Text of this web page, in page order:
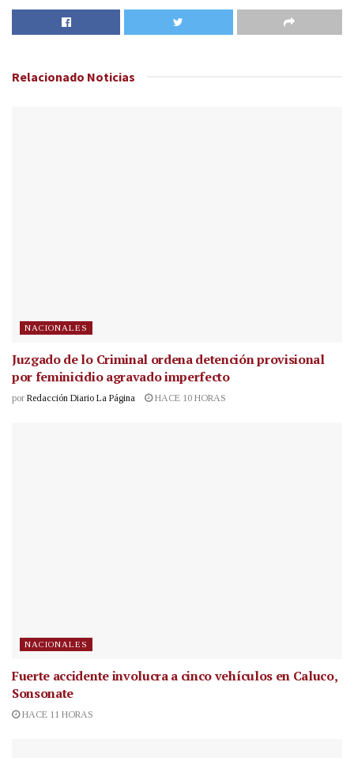
Relacionado Noticias
NACIONALES
Juzgado de lo Criminal ordena detención provisional
por feminicidio agravado imperfecto
por Redacción Diario La Página HACE 10 HORAS
NACIONALES
Fuerte accidente involucra a cinco vehículos en Caluco,
Sonsonate
HACE 11 HORAS